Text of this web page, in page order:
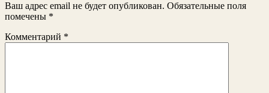
Ваш адрес email не будет опубликован. Обязательные поля
помечены *
Комментарий *